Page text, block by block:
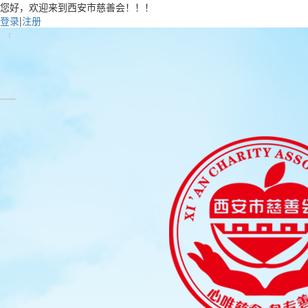
您好，欢迎来到西安市慈善会！！！
登录|注册